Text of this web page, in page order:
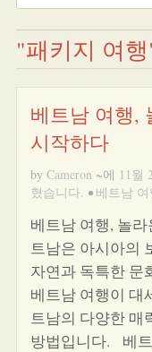
"패키지 여
베트남 여행,
시작하다
by Cameron ~에 11월
혔습니다. • 베트남 여
베트남 여행, 놀
트남은 아시아의
자연과 독특한 문
베트남 여행이 대
트남의 다양한 매
방법입니다. 베